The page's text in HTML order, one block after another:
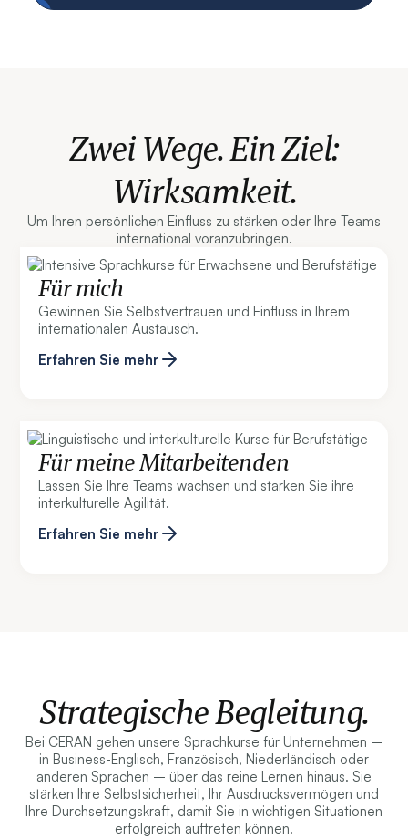
Zwei Wege. Ein Ziel:
Wirksamkeit.
Um Ihren persönlichen Einfluss zu stärken oder Ihre Teams
international voranzubringen.
Für mich
Gewinnen Sie Selbstvertrauen und Einfluss in Ihrem
internationalen Austausch.
Erfahren Sie mehr
Für meine Mitarbeitenden
Lassen Sie Ihre Teams wachsen und stärken Sie ihre
interkulturelle Agilität.
Erfahren Sie mehr
Strategische Begleitung.
Bei CERAN gehen unsere Sprachkurse für Unternehmen –
in Business-Englisch, Französisch, Niederländisch oder
anderen Sprachen – über das reine Lernen hinaus. Sie
stärken Ihre Selbstsicherheit, Ihr Ausdrucksvermögen und
Ihre Durchsetzungskraft, damit Sie in wichtigen Situationen
erfolgreich auftreten können.